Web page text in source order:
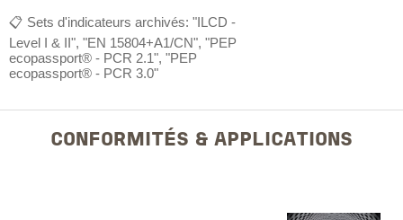
📋 Sets d'indicateurs archivés: "ILCD -
Level I & II", "EN 15804+A1/CN", "PEP
ecopassport® - PCR 2.1", "PEP
ecopassport® - PCR 3.0"
CONFORMITÉS & APPLICATIONS